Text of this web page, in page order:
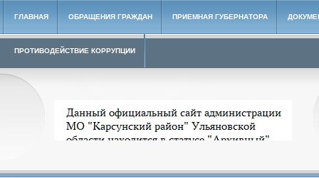
ГЛАВНАЯ ОБРАЩЕНИЯ ГРАЖДАН ПРИЕМНАЯ ГУБЕРНАТОРА
ПРОТИВОДЕЙСТВИЕ КОРРУПЦИИ
Архивный сайт администрации МО "Карсунский район"